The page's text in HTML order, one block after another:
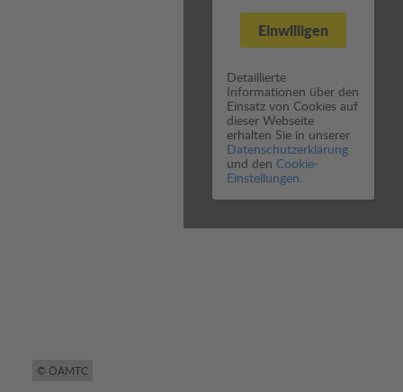
Einwilligen
Detaillierte
Informationen über den
Einsatz von Cookies auf
dieser Webseite
erhalten Sie in unserer
Datenschutzerklärung
und den Cookie-
Einstellungen.
© ÖAMTC